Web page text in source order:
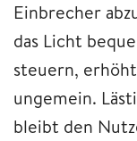
Einbrecher
das Licht
steuern,
ungemein.
bleibt den